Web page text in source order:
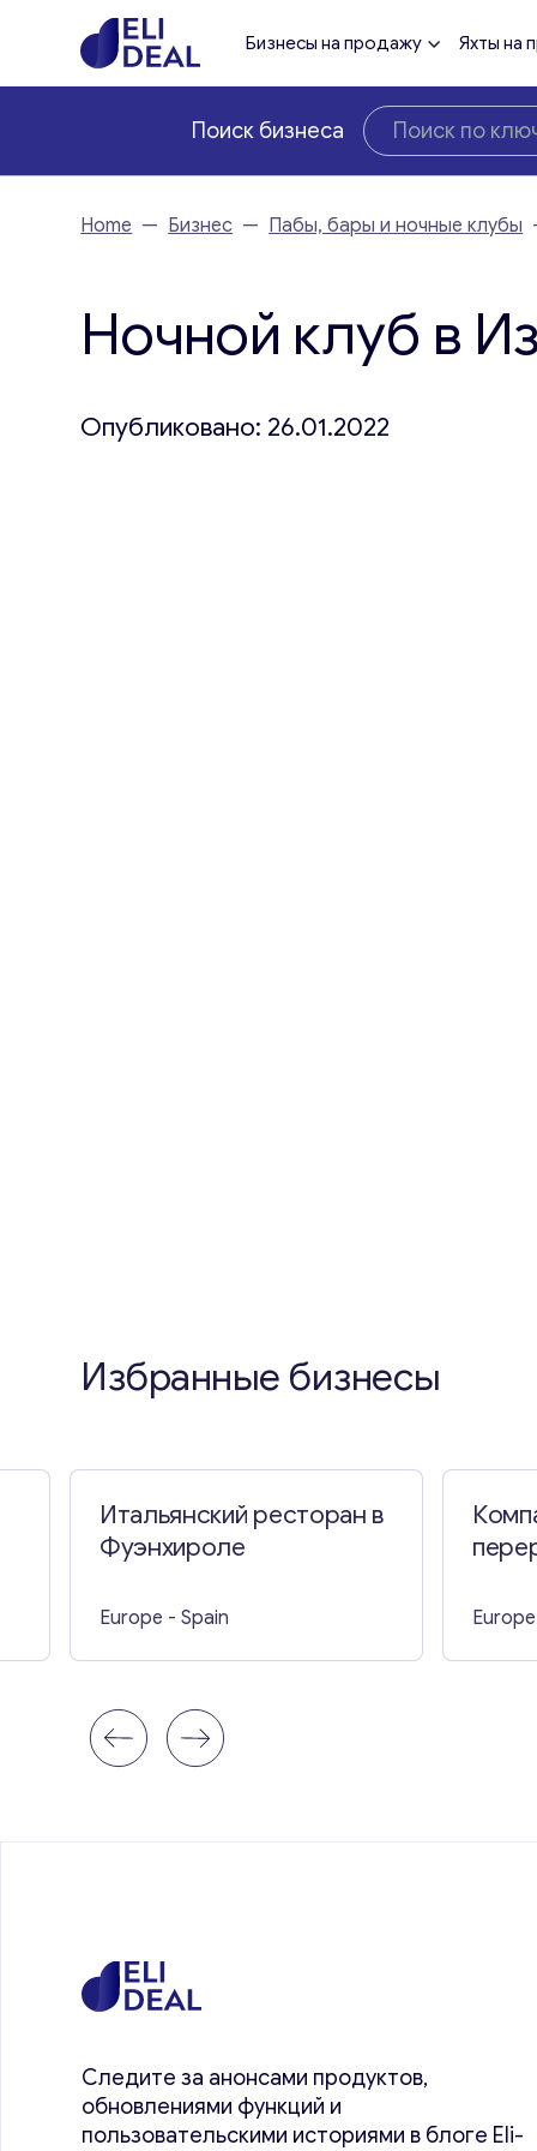
Бизнесы на продажу Яхты на
Поиск бизнеса
Home — Бизнес — Пабы, бары и ночные клубы
Ночной клуб в
Опубликовано: 26.01.2022
Избранные бизнесы
Итальянский ресторан в
Фуэнхироле
Europe - Spain Europe
Следите за анонсами продуктов,
обновлениями функций и
пользовательскими историями в блоге Eli-